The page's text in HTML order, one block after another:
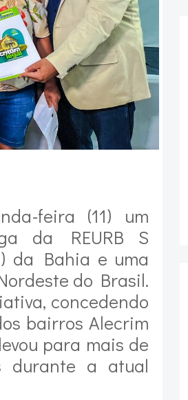
feira (11) um
da REURB S
da Bahia e uma
do Brasil.
concedendo
bairros Alecrim
para mais de
durante a atual